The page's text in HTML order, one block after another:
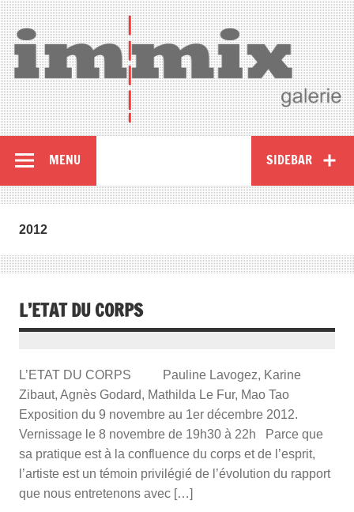
SIDEBAR
MENU
2012
L’ETAT DU CORPS
L’ETAT DU CORPS Pauline Lavogez, Karine
Zibaut, Agnès Godard, Mathilda Le Fur, Mao Tao
Exposition du 9 novembre au 1er décembre 2012.
Vernissage le 8 novembre de 19h30 à 22h Parce que
sa pratique est à la confluence du corps et de l’esprit,
l’artiste est un témoin privilégié de l’évolution du rapport
que nous entretenons avec […]